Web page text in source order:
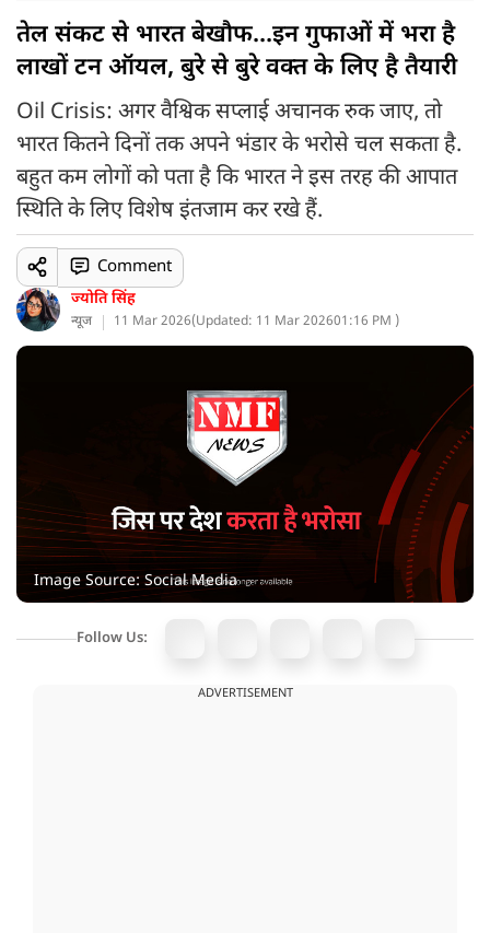
तेल संकट से भारत बेखौफ...इन गुफाओं में भरा है
लाखों टन ऑयल, बुरे से बुरे वक्त के लिए है तैयारी
Oil Crisis: अगर वैश्विक सप्लाई अचानक रुक जाए, तो
भारत कितने दिनों तक अपने भंडार के भरोसे चल सकता है.
बहुत कम लोगों को पता है कि भारत ने इस तरह की आपात
स्थिति के लिए विशेष इंतजाम कर रखे हैं.
ज्योति सिंह
न्यूज 11 Mar 2026(Updated: 11 Mar 202601:16 PM )
Comment
Image Source: Social Media
Follow Us:
ADVERTISEMENT